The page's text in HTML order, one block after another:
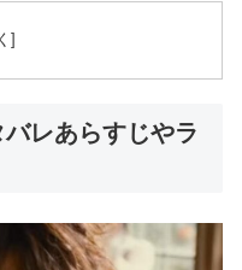
レあらすじやラ